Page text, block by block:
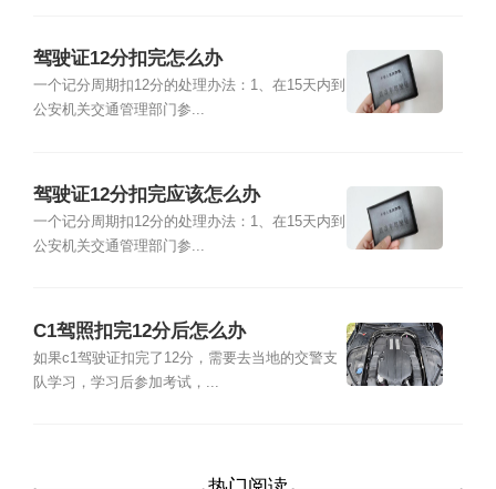
驾驶证12分扣完怎么办
一个记分周期扣12分的处理办法：1、在15天内到
公安机关交通管理部门参...
驾驶证12分扣完应该怎么办
一个记分周期扣12分的处理办法：1、在15天内到
公安机关交通管理部门参...
C1驾照扣完12分后怎么办
如果c1驾驶证扣完了12分，需要去当地的交警支
队学习，学习后参加考试，...